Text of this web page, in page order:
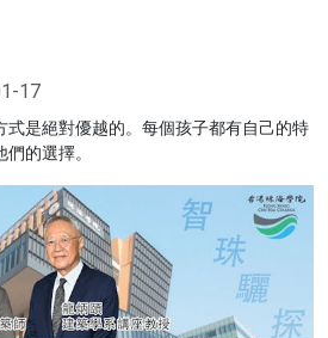
17
式是絕對優越的。每個孩子都有自己的特
的選擇。